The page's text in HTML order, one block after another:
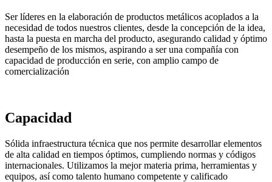
Ser líderes en la elaboración de productos metálicos acoplados a la
necesidad de todos nuestros clientes, desde la concepción de la idea,
hasta la puesta en marcha del producto, asegurando calidad y óptimo
desempeño de los mismos, aspirando a ser una compañía con
capacidad de producción en serie, con amplio campo de
comercialización
Capacidad
Sólida infraestructura técnica que nos permite desarrollar elementos
de alta calidad en tiempos óptimos, cumpliendo normas y códigos
internacionales. Utilizamos la mejor materia prima, herramientas y
equipos, así como talento humano competente y calificado